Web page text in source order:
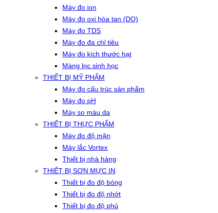
Máy đo ion
Máy đo oxi hòa tan (DO)
Máy đo TDS
Máy đo đa chỉ tiêu
Máy đo kích thước hạt
Màng lọc sinh học
THIẾT BỊ MỸ PHẨM
Máy đo cấu trúc sản phẩm
Máy đo pH
Máy so màu da
THIẾT BỊ THỰC PHẨM
Máy đo độ mặn
Máy lắc Vortex
Thiết bị nhà hàng
THIẾT BỊ SƠN MỰC IN
Thiết bị đo độ bóng
Thiết bị đo độ nhớt
Thiết bị đo độ phủ